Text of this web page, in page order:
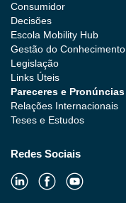
Consumidor
Decisões
Escola Mobility Hub
Gestão do Conhecimento
Legislação
Links Úteis
Pareceres e Pronúncias
Relações Internacionais
Teses e Estudos
Redes Sociais